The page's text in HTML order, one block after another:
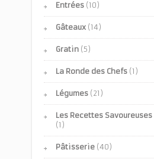
Entrées (10)
Gâteaux (14)
Gratin (5)
La Ronde des Chefs (1)
Légumes (21)
Les Recettes
(1)
Pâtisserie (40)